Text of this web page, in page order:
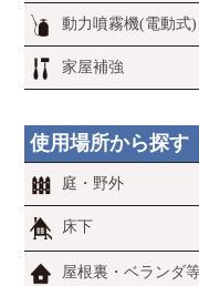
動力噴霧機(電動式)
家屋補強
使用場所から探す
庭・野外
床下
屋根裏・ベランダ